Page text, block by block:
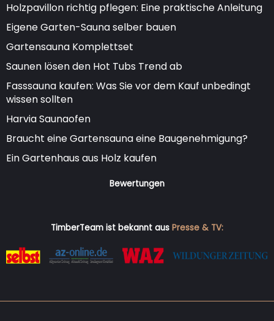
Holzpavillon richtig pflegen: Eine praktische Anleitung
Eigene Garten-Sauna selber bauen
Gartensauna Komplettset
Saunen lösen den Hot Tubs Trend ab
Fasssauna kaufen: Was Sie vor dem Kauf unbedingt
wissen sollten
Harvia Saunaofen
Braucht eine Gartensauna eine Baugenehmigung?
Ein Gartenhaus aus Holz kaufen
Bewertungen
TimberTeam ist bekannt aus Presse & TV: